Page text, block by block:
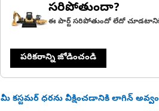
సరిపోతుందా?
ఈ పార్ట్ సరిపోతుందో లేదో
పరికరాన్ని జోడించండి
మీ కస్టమర్ ధరను వీక్షించడానికి లాగిన్